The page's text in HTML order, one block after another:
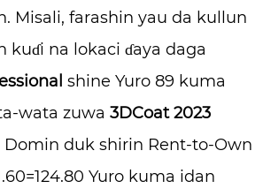
Misali, farashin yau da kullun
kuɗi na lokaci ɗaya daga
shine Yuro 89 kuma
wata zuwa3DCoat 2023
Domin duk shirin Rent-to-Own
Yuro kuma idan